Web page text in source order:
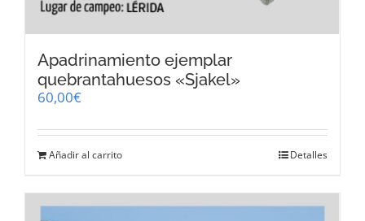
Apadrinamiento ejemplar
quebrantahuesos «Sjakel»
60,00€
Añadir al carrito Detalles